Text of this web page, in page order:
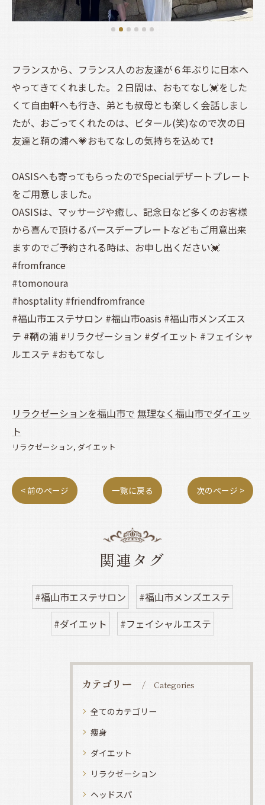
フランスから、フランス人のお友達が６年ぶりに日本へ
やってきてくれました。２日間は、おもてなし💓をした
くて自由軒へも行き、弟とも叔母とも楽しく会話しまし
たが、おごってくれたのは、ビタール(笑)なので次の日
友達と鞆の浦へ💗おもてなしの気持ちを込めて❗
OASISへも寄ってもらったのでSpecialデザートプレート
をご用意しました。
OASISは、マッサージや癒し、記念日など多くのお客様
から喜んで頂けるバースデープレートなどもご用意出来
ますのでご予約される時は、お申し出ください💓
#fromfrance
#tomonoura
#hosptality #friendfromfrance
#福山市エステサロン #福山市oasis #福山市メンズエス
テ #鞆の浦 #リラクゼーション #ダイエット #フェイシャ
ルエステ #おもてなし
リラクゼーションを福山市で 無理なく福山市でダイエッ
ト
リラクゼーション ダイエット
< 前のページ 一覧に戻る 次のページ >
関連タグ
#福山市エステサロン
#福山市メンズエステ
#ダイエット
#フェイシャルエステ
カテゴリー Categories
全てのカテゴリー
瘦身
ダイエット
リラクゼーション
ヘッドスパ